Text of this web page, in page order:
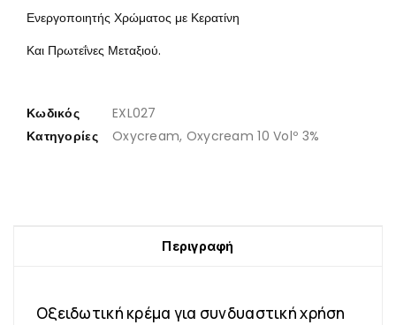
Ενεργοποιητής Χρώματος με Κερατίνη
Και Πρωτεΐνες Μεταξιού.
Κωδικός
EXL027
Κατηγορίες
Oxycream, Oxycream 10 Volº 3%
Περιγραφή
Οξειδωτική κρέμα για συνδυαστική χρήση